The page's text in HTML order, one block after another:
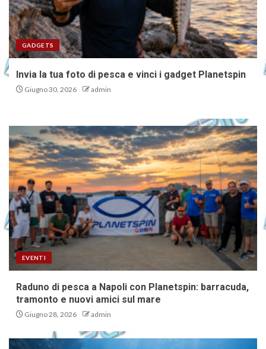
GADGETS
Invia la tua foto di pesca e vinci i gadget Planetspin
Giugno 30, 2026 admin
EVENTI
Raduno di pesca a Napoli con Planetspin: barracuda,
tramonto e nuovi amici sul mare
Giugno 28, 2026 admin